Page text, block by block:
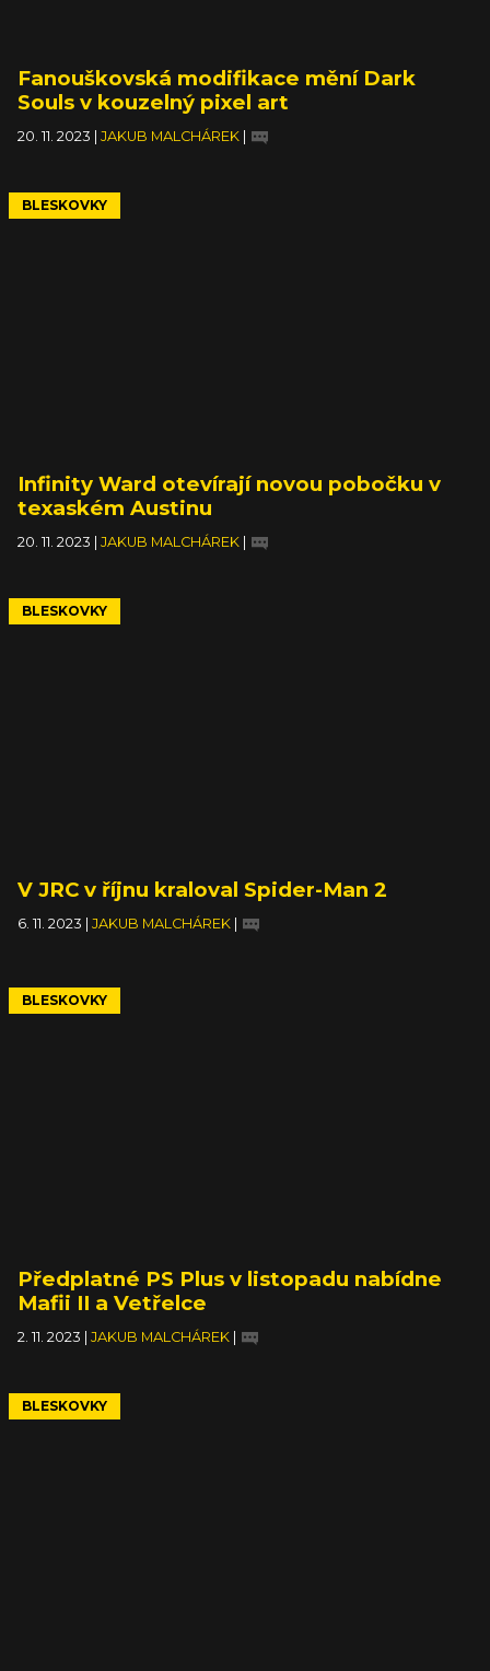
Fanouškovská modifikace mění Dark
Souls v kouzelný pixel art
20. 11. 2023 JAKUB MALCHÁREK
BLESKOVKY
Infinity Ward otevírají novou pobočku v
texaském Austinu
20. 11. 2023 JAKUB MALCHÁREK
BLESKOVKY
V JRC v říjnu kraloval Spider-Man 2
6. 11. 2023 JAKUB MALCHÁREK
BLESKOVKY
Předplatné PS Plus v listopadu nabídne
Mafii II a Vetřelce
2. 11. 2023 JAKUB MALCHÁREK
BLESKOVKY